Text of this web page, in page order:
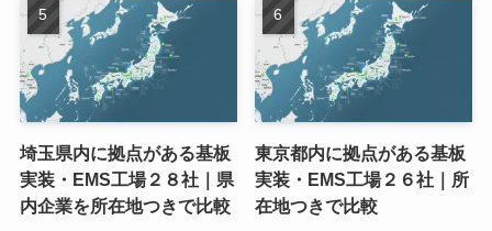
埼玉県内に拠点がある基板
実装・EMS工場２８社｜県
内企業を所在地つきで比較
東京都内に拠点がある基板
実装・EMS工場２６社｜所
在地つきで比較